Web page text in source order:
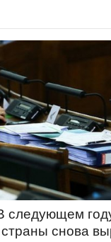
следующем
снова